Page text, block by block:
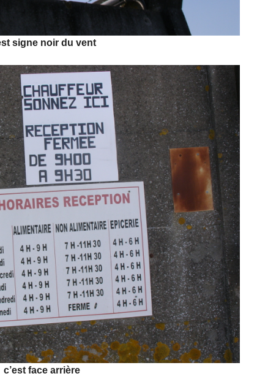
signe noir du vent
c’est face arrière